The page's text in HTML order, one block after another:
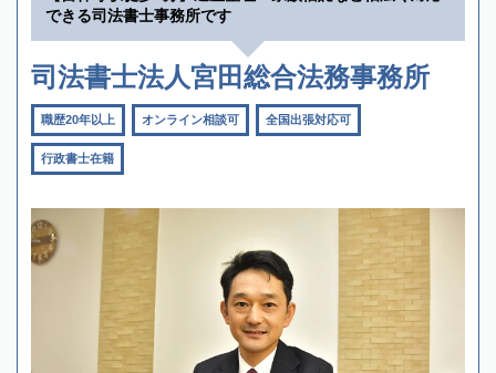
できる司法書士事務所です
司法書士法人宮田総合法務事務所
職歴20年以上 オンライン相談可 全国出張対応可
行政書士在籍